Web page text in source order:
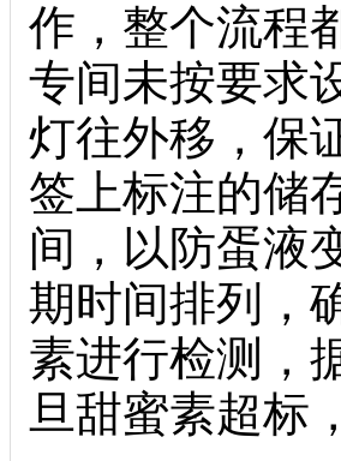
作，整个流程
专间未按要求
灯往外移，保
签上标注的储
间，以防蛋液
期时间排列，
素进行检测，
旦甜蜜素超标